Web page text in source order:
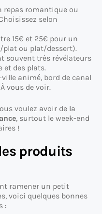
repas romantique ou
selon
15€ et 25€ pour un
plat ou plat/dessert).
souvent très révélateurs
et des plats.
ville animé, bord de canal
vous de voir.
voulez avoir de la
, surtout le week-end
!
produits
ramener un petit
voici quelques bonnes
: